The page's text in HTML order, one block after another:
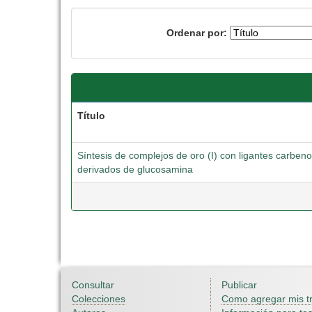
Ordenar por:
Título
Síntesis de complejos de oro (I) con ligantes
derivados de glucosamina
Consultar
Colecciones
Publicar
Como agregar mis